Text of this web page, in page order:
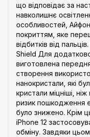
що відповідає за
навколишнє
особливостей,
покриттям, яке
відбитків від
Shield Для
виготовлена
створення
нанокристали, які
кристали міцніші,
ризик пошкодження
було знижено. Крім
iPhone 12
обміну. Завдяки